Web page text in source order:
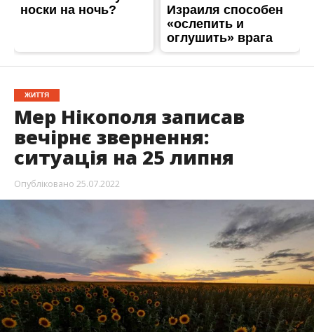
ЖИТТЯ
Мер Нікополя записав
вечірнє звернення:
ситуація на 25 липня
Опубліковано 25.07.2022